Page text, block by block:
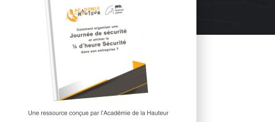
Tarifs